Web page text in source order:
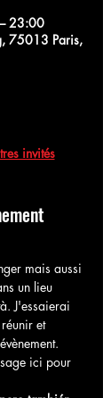
23:00
75013 Paris,
invités
mais aussi
un lieu
J'essaierai
et
ici pour